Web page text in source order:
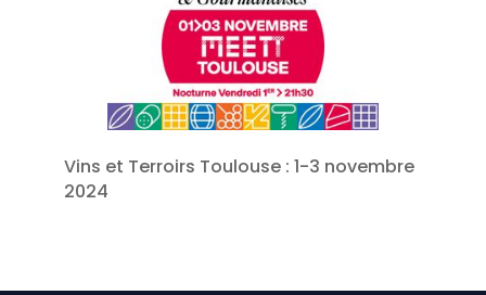
Vins et Terroirs Toulouse : 1-3 novembre
2024